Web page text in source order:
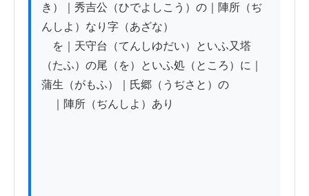
き）｜秀吉公（ひでよしこう）の｜陣所（ぢ
んしよ）なり字（あざな）
を｜天守台（てんしゆだい）といふ又塔
（たふ）の尾（を）といふ処（ところ）に｜
蒲生（がもふ）｜氏郷（うぢさと）の
｜陣所（ぢんしよ）あり